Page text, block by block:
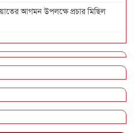
আগমন উপলক্ষে প্রচার মিছিল